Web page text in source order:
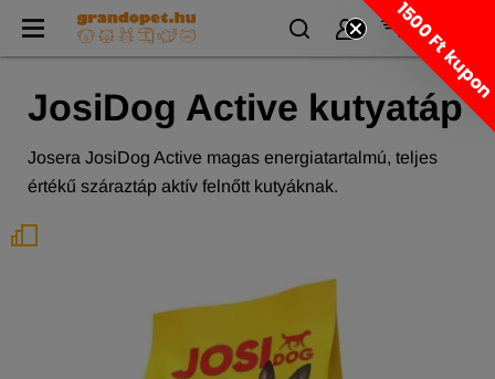
JosiDog Active kutyatáp
Josera JosiDog Active magas energiatartalmú, teljes
értékű száraztáp aktív felnőtt kutyáknak.
1500 Ft